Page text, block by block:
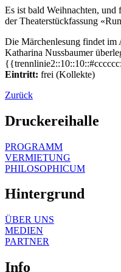
Es ist bald Weihnachten, und
der Theaterstückfassung
Die Märchenlesung findet im
Katharina Nussbaumer
Eintritt: frei (Kollekte)
Zurück
Druckereihalle
PROGRAMM
VERMIETUNG
PHILOSOPHICUM
Hintergrund
ÜBER UNS
MEDIEN
PARTNER
Info